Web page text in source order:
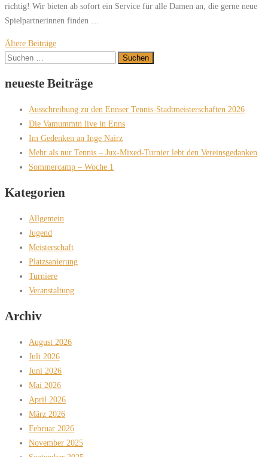
richtig! Wir bieten ab sofort ein Service für alle Damen an, die gerne neue
Spielpartnerinnen finden …
Beitragsnavigation
Ältere Beiträge
Suchen
neueste Beiträge
Ausschreibung zu den Ennser Tennis-Stadtmeisterschaften 2026
Die Vamummtn live in Enns
Im Gedenken an Inge Nairz
Mehr als nur Tennis – Jux-Mixed-Turnier lebt den Vereinsgedanken
Sommercamp – Woche 1
Kategorien
Allgemein
Jugend
Meisterschaft
Platzsanierung
Turniere
Veranstaltung
Archiv
August 2026
Juli 2026
Juni 2026
Mai 2026
April 2026
März 2026
Februar 2026
November 2025